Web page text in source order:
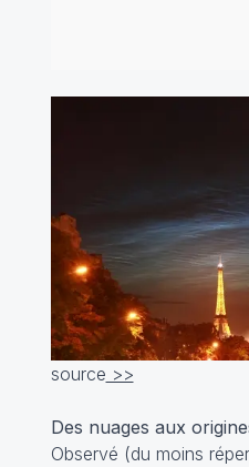
source >>
Des nuages aux
Observé (du moins